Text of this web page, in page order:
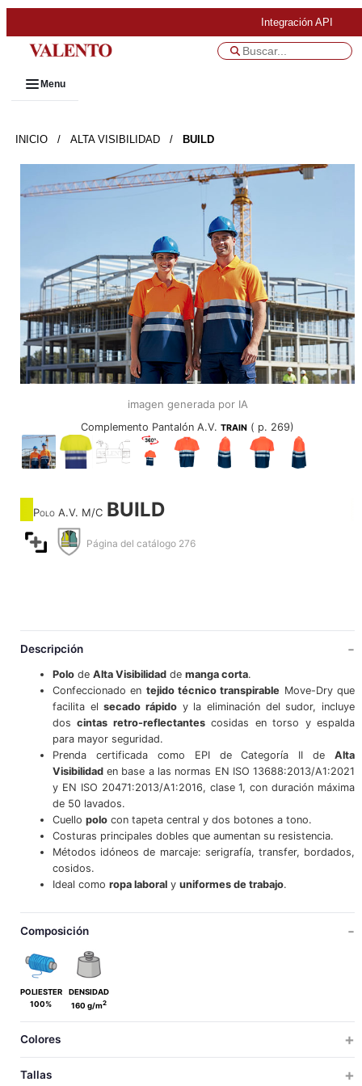
Integración API
Menu
INICIO / ALTA VISIBILIDAD / BUILD
imagen generada por IA
Complemento Pantalón A.V. TRAIN ( p. 269)
Polo A.V. M/C BUILD
Página del catálogo 276
Descripción
Polode Alta Visibilidadde manga corta.
Confeccionado en tejido técnico transpirable Move-Dry que
facilita elsecado rápido y la eliminación del sudor, incluye
doscintas retro-reflectantescosidas en torso y espalda
para mayor seguridad.
Prenda certificada como EPI de Categoría II deAlta
Visibilidaden base a las normas EN ISO 13688:2013/A1:2021
y EN ISO 20471:2013/A1:2016, clase 1, con duración máxima
de 50 lavados.
Cuello polocon tapeta central y dos botones a tono.
Costuras principales dobles que aumentan su resistencia.
Métodos idóneos de marcaje: serigrafía, transfer, bordados,
cosidos.
Ideal como ropa laboraly uniformes de trabajo.
Composición
POLIESTER
100%
DENSIDAD
160 g/m2
Colores
Tallas